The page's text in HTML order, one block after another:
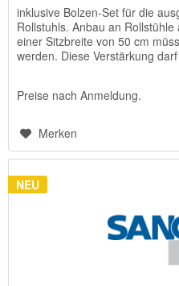
inklusive Bolzen-Set für die
Rollstuhls. Anbau an
einer Sitzbreite von 50 cm
werden. Diese Verstärkung
Preise nach Anmeldung.
Merken
NEU